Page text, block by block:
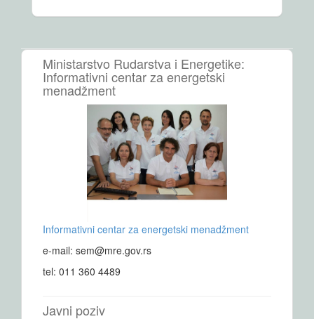
Ministarstvo Rudarstva i Energetike:
Informativni centar za energetski
menadžment
Informativni centar za energetski menadžment
e-mail: sem@mre.gov.rs
tel: 011 360 4489
Javni poziv